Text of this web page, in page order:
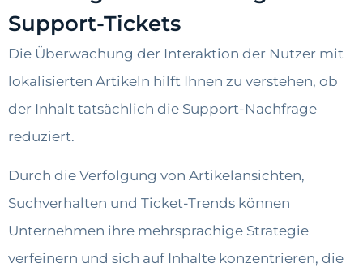
Support-Tickets
Die Überwachung der Interaktion der Nutzer mit
lokalisierten Artikeln hilft Ihnen zu verstehen, ob
der Inhalt tatsächlich die Support-Nachfrage
reduziert.
Durch die Verfolgung von Artikelansichten,
Suchverhalten und Ticket-Trends können
Unternehmen ihre mehrsprachige Strategie
verfeinern und sich auf Inhalte konzentrieren, die